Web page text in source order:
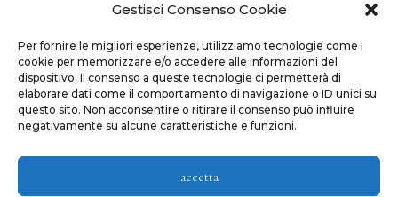
Gestisci Consenso Cookie
Per fornire le migliori esperienze, utilizziamo tecnologie come i
cookie per memorizzare e/o accedere alle informazioni del
dispositivo. Il consenso a queste tecnologie ci permetterà di
elaborare dati come il comportamento di navigazione o ID unici su
questo sito. Non acconsentire o ritirare il consenso può influire
negativamente su alcune caratteristiche e funzioni.
accetta
OFFERTE
© 2023 La Maison Des Reves | All rights reserved
and by